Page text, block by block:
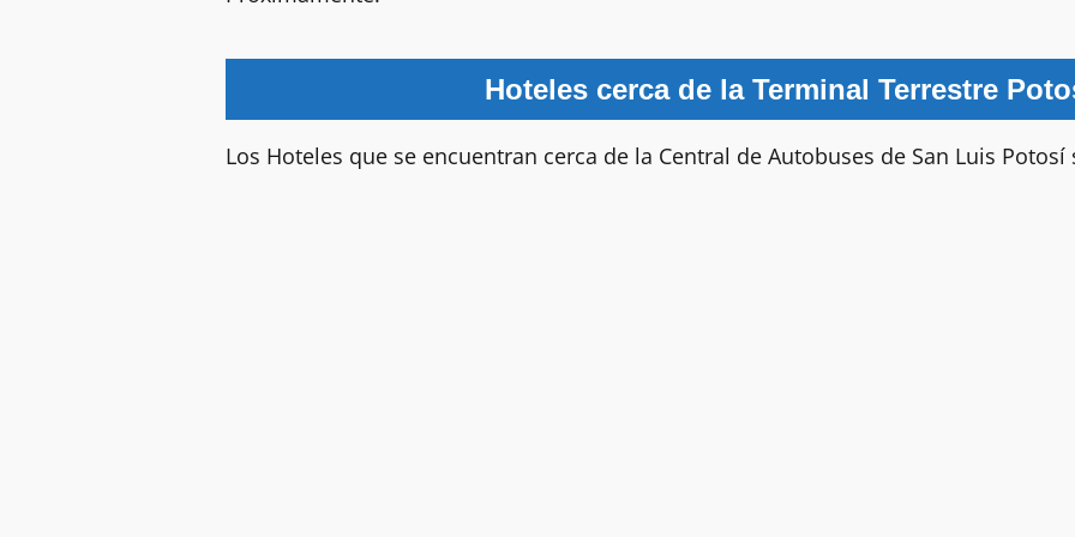
Hoteles cerca de la Terminal Terrestre
Los Hoteles que se encuentran cerca de la Central de Autobuses de San Luis